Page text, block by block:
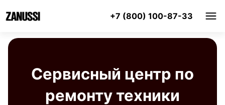
+7 (800) 100-87-33
Сервисный центр по
ремонту техники